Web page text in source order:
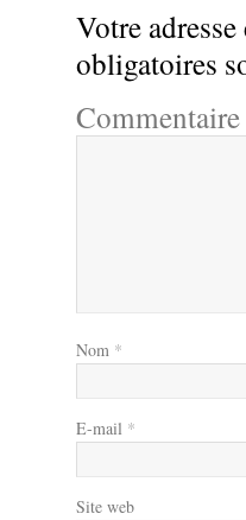
Votre
obligatoires
Commentaire
Nom *
E-mail *
Site web